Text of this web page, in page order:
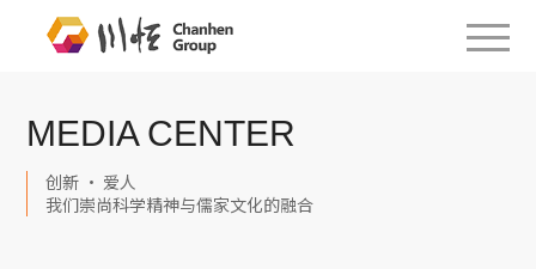
MEDIA CENTER
创新 · 爱人
我们崇尚科学精神与儒家文化的融合